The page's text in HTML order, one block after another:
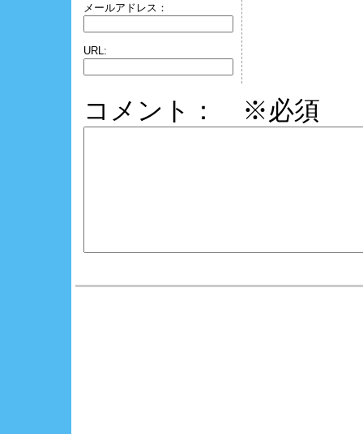
メールアドレス：
URL:
コメント： ※必須